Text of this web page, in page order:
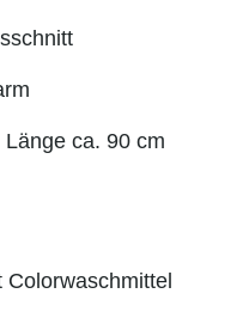
ca. 90 cm
Colorwaschmittel